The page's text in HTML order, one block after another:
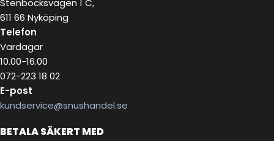
Stenbocksvägen 1 C,
611 66 Nyköping
Telefon
Vardagar
10.00-16.00
072-223 18 02
E-post
kundservice@snushandel.se
BETALA SÄKERT MED